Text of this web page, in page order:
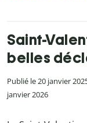
Saint-
belles
Publié le 20 janvier
janvier 2026